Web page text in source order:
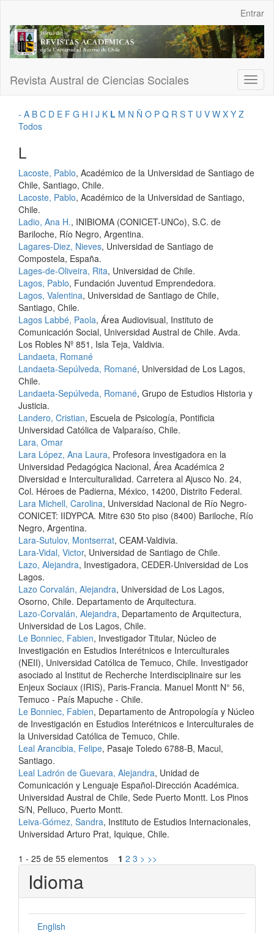
Contenido
principal
Barra
Entrar
Revista Austral de Ciencias Sociales
- A B C D E F G H I J K L M N Ñ O P Q R S T U V W X Y Z
Todos
L
Lacoste, Pablo, Académico de la Universidad de Santiago de
Chile, Santiago, Chile.
Lacoste, Pablo, Académico de la Universidad de Santiago,
Chile.
Ladio, Ana H., INIBIOMA (CONICET-UNCo), S.C. de
Bariloche, Río Negro, Argentina.
Lagares-Diez, Nieves, Universidad de Santiago de
Compostela, España.
Lages-de-Oliveira, Rita, Universidad de Chile.
Lagos, Pablo, Fundación Juventud Emprendedora.
Lagos, Valentina, Universidad de Santiago de Chile,
Santiago, Chile.
Lagos Labbé, Paola, Área Audiovisual, Instituto de
Comunicación Social, Universidad Austral de Chile. Avda.
Los Robles Nº 851, Isla Teja, Valdivia.
Landaeta, Romané
Landaeta-Sepúlveda, Romané, Universidad de Los Lagos,
Chile.
Landaeta-Sepúlveda, Romané, Grupo de Estudios Historia y
Justicia.
Landero, Cristian, Escuela de Psicología, Pontificia
Universidad Católica de Valparaíso, Chile.
Lara, Omar
Lara López, Ana Laura, Profesora investigadora en la
Universidad Pedagógica Nacional, Área Académica 2
Diversidad e Interculturalidad. Carretera al Ajusco No. 24,
Col. Héroes de Padierna, México, 14200, Distrito Federal.
Lara Michell, Carolina, Universidad Nacional de Río Negro-
CONICET: IIDYPCA. Mitre 630 5to piso (8400) Bariloche, Río
Negro, Argentina.
Lara-Sutulov, Montserrat, CEAM-Valdivia.
Lara-Vidal, Victor, Universidad de Santiago de Chile.
Lazo, Alejandra, Investigadora, CEDER-Universidad de Los
Lagos.
Lazo Corvalán, Alejandra, Universidad de Los Lagos,
Osorno, Chile. Departamento de Arquitectura.
Lazo-Corvalán, Alejandra, Departamento de Arquitectura,
Universidad de Los Lagos, Chile.
Le Bonniec, Fabien, Investigador Titular, Núcleo de
Investigación en Estudios Interétnicos e Interculturales
(NEII), Universidad Católica de Temuco, Chile. Investigador
asociado al Institut de Recherche Interdisciplinaire sur les
Enjeux Sociaux (IRIS), Paris-Francia. Manuel Montt N° 56,
Temuco - País Mapuche - Chile.
Le Bonniec, Fabien, Departamento de Antropología y Núcleo
de Investigación en Estudios Interétnicos e Interculturales de
la Universidad Católica de Temuco, Chile.
Leal Arancibia, Felipe, Pasaje Toledo 6788-B, Macul,
Santiago.
Leal Ladrón de Guevara, Alejandra, Unidad de
Comunicación y Lenguaje Español-Dirección Académica.
Universidad Austral de Chile, Sede Puerto Montt. Los Pinos
S/N, Pelluco, Puerto Montt.
Leiva-Gómez, Sandra, Instituto de Estudios Internacionales,
Universidad Arturo Prat, Iquique, Chile.
1 - 25 de 55 elementos 1 2 3 > >>
Idioma
English